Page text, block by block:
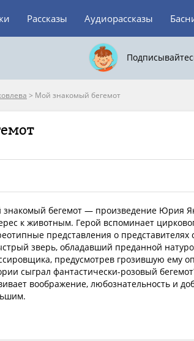
Рассказы Аудиорассказы
> Мой знакомый бегемот
бегемот — произведение Юрия
к животным. Герой вспоминает
представления о
зверь, обладавший преданной
предусмотрев грозившую ему
сыграл фантастически-розовый
воображение, любознательность и